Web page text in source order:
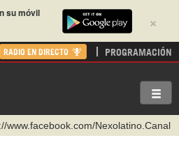
×
su móvil
RADIO EN DIRECTO PROGRAMACIÓN
www.facebook.com/Nexolatino.Canal